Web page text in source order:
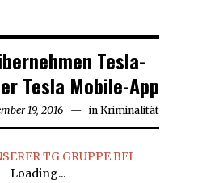
Tesla-
Tesla Mobile-App
19, 2016 December
in Kriminalität
TG GRUPPE BEI
Loading...